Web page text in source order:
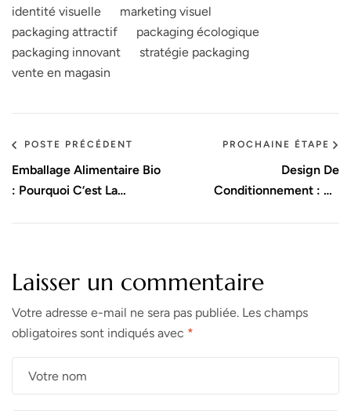
identité visuelle
marketing visuel
packaging attractif
packaging écologique
packaging innovant
stratégie packaging
vente en magasin
POSTE PRÉCÉDENT
Emballage Alimentaire Bio
: Pourquoi C’est La
PROCHAINE ÉTAPE
Design De
Conditionnement : Un
Laisser un commentaire
Votre adresse e-mail ne sera pas publiée. Les champs
obligatoires sont indiqués avec *